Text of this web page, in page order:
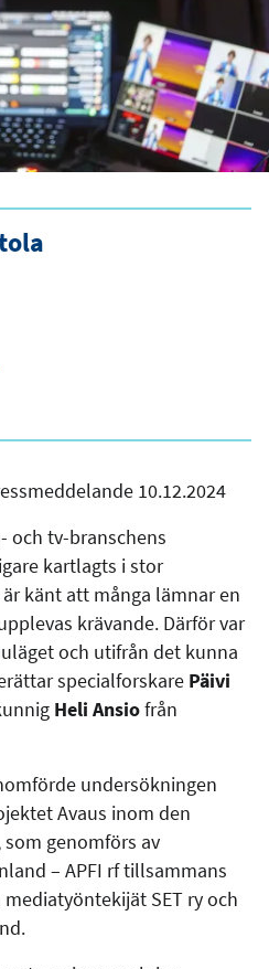
10.12.2024
och tv-branschens
kartlagts i stor
känt att många lämnar en
krävande. Därför var
och utifrån det kunna
specialforskare Päivi
Heli Ansiofrån
undersökningen
Avaus inom den
genomförs av
– APFI rf tillsammans
SET ry och